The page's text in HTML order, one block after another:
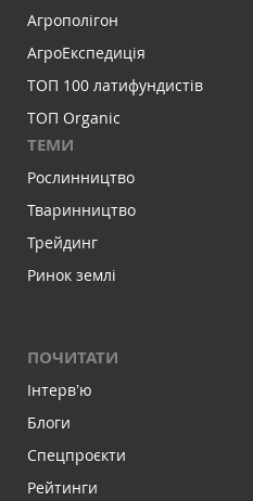
Агрополігон
АгроЕкспедиція
ТОП 100 латифундистів
ТОП Organic
ТЕМИ
Рослинництво
Тваринництво
Трейдинг
Ринок землі
ПОЧИТАТИ
Інтервʼю
Блоги
Спецпроєкти
Рейтинги